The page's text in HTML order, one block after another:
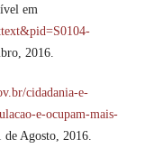
em
2016.
cidadania-e-
e-ocupam-mais-
de Agosto, 2016.